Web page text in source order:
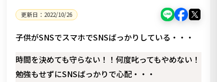
更新日： 2022/10/26
子供がSNSでスマホでSNSばっかりしている・・・
時間を決めても守らない！！何度叱ってもやめない！
勉強もせずにSNSばっかりで心配・・・